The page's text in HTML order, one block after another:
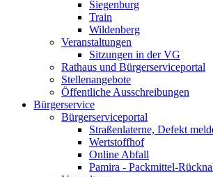
Siegenburg
Train
Wildenberg
Veranstaltungen
Sitzungen in der VG
Rathaus und Bürgerserviceportal
Stellenangebote
Öffentliche Ausschreibungen
Bürgerservice
Bürgerserviceportal
Straßenlaterne, Defekt
Wertstoffhof
Online Abfall
Pamira - Packmittel-